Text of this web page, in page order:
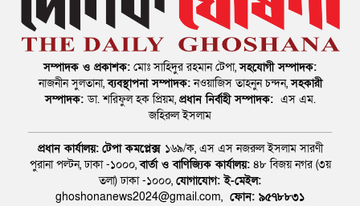
সম্পাদক ও প্রকাশক: মোঃ সাহিদুর রহমান টেপা,সহযোগী সম্পাদক:
নাজনীন সুলতানা,ব্যবস্থাপনা সম্পাদক:নওয়াজিস তাহনুন চন্দন,সহকারী
সম্পাদক: ডা. শরিফুল হক প্রিয়ম, প্রধান নির্বাহী সম্পাদক: এস এম.
জহিরুল ইসলাম
প্রধান কার্যালয়: টেপা কমপ্লেক্স ১৬৯/ক, এস এস নজরুল ইসলাম সারণী
পুরানা পল্টন, ঢাকা -১০০০,বার্তা ও বাণিজ্যিক কার্যালয়:৪৮ বিজয় নগর (৩য়
তলা) ঢাকা -১০০০, যোগাযোগ:ই-মেইল:
ghoshonanews2024@gmail.com, ফোন: ৯৫৭৮৮৩১